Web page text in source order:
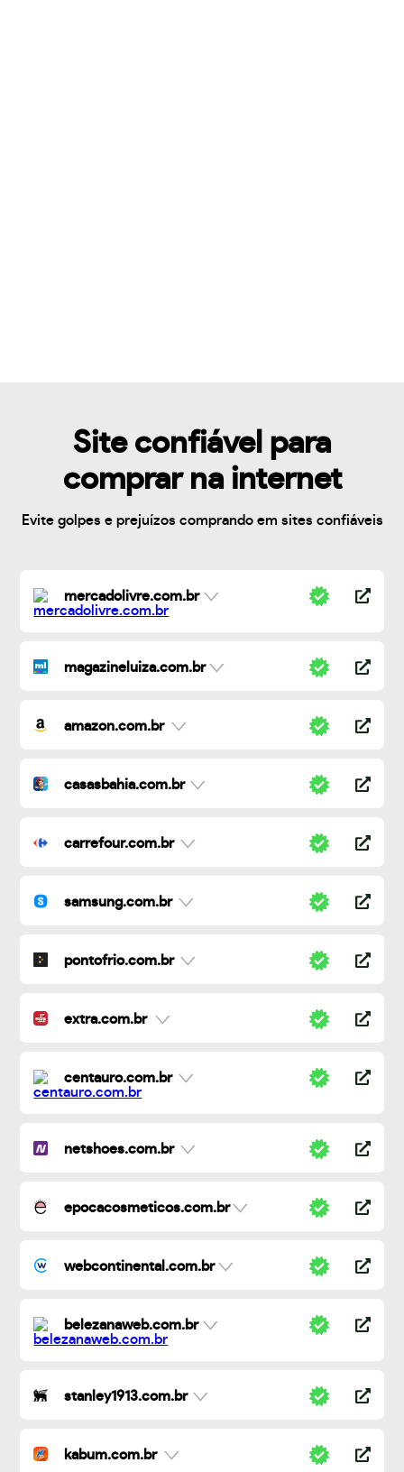
Site confiável para
comprar na internet
Evite golpes e prejuízos comprando em sites confiáveis
mercadolivre.com.br
magazineluiza.com.br
amazon.com.br
casasbahia.com.br
carrefour.com.br
samsung.com.br
pontofrio.com.br
extra.com.br
centauro.com.br
netshoes.com.br
epocacosmeticos.com.br
webcontinental.com.br
belezanaweb.com.br
stanley1913.com.br
kabum.com.br